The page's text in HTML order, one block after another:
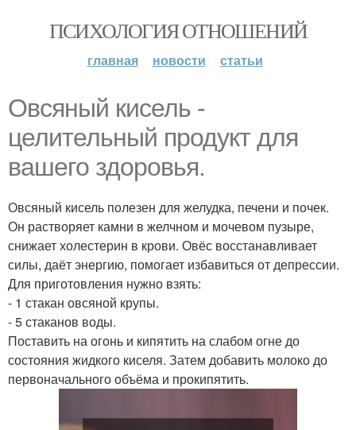
ПСИХОЛОГИЯ ОТНОШЕНИЙ
главная новости статьи
Овсяный кисель -
целительный продукт для
вашего здоровья.
Овсяный кисель полезен для желудка, печени и почек.
Он растворяет камни в желчном и мочевом пузыре,
снижает холестерин в крови. Овёс восстанавливает
силы, даёт энергию, помогает избавиться от депрессии.
Для приготовления нужно взять:
- 1 стакан овсяной крупы.
- 5 стаканов воды.
Поставить на огонь и кипятить на слабом огне до
состояния жидкого киселя. Затем добавить молоко до
первоначального объёма и прокипятить.